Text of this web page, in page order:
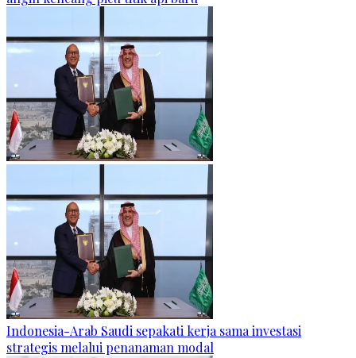
Indonesia-Arab Saudi sepakati kerja sama investasi
strategis melalui penanaman modal